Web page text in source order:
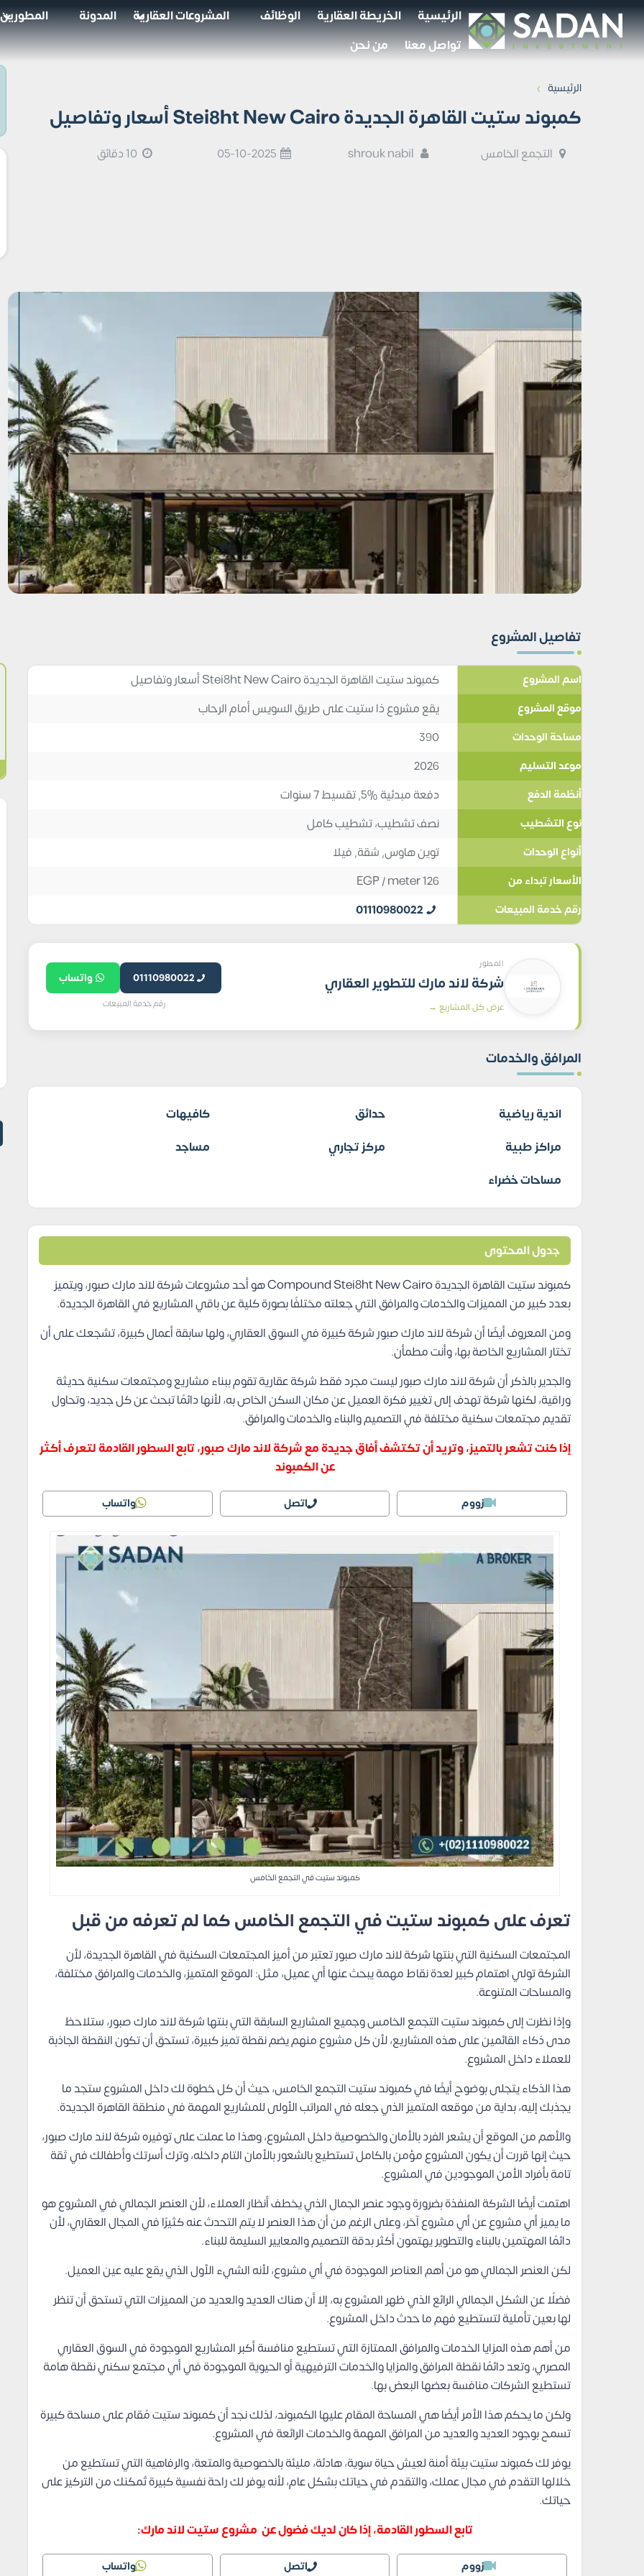
الرئيسية الخريطة العقارية الوظائف المشروعات العقارية المدونة
المطورين
تواصل معنا
من نحن
الرئيسية ›
كمبوند ستيت القاهرة الجديدة Stei8ht New Cairo أسعار وتفاصيل
التجمع الخامس 05-10-2025
تفاصيل المشروع
اسم المشروع كمبوند ستيت القاهرة الجديدة Stei8ht New Cairo أسعار وتفاصيل
موقع المشروع يقع مشروع ذا ستيت على طريق السويس أمام الرحاب
مساحة الوحدات 390
موعد التسليم 2026
أنظمة الدفع دفعة مبدئية %5, تقسيط 7 سنوات
نوع التشطيب نصف تشطيب، تشطيب كامل
أنواع الوحدات توين هاوس,شقة,فيلا
الأسعار تبداء من 126
EGP/ meter
رقم خدمة المبيعات 01110980022
المطور
شركة لاند مارك للتطوير العقاري
عرض كل المشاريع →
01110980022 واتساب
رقم خدمة المبيعات
المرافق والخدمات
اندية رياضية حدائق
كافيهات
مراكز طبية
مركز تجاري
مساجد
مساحات خضراء
جدول المحتوى
كمبوند ستيت القاهرة الجديدة Compound Stei8ht New Cairo هو أحد مشروعات شركة لاند مارك صبور، ويتميز
بعدد كبير من المميزات والخدمات والمرافق التي جعلته مختلفًا بصورة كلية عن باقي المشاريع في القاهرة الجديدة.
ومن المعروف أيضًا أن شركة لاند مارك صبور شركة كبيرة في السوق العقاري، ولها سابقة أعمال كبيرة، تشجعك على أن
تختار المشاريع الخاصة بها، وأنت مطمأن.
والجدير بالذكر أن شركة لاند مارك صبور ليست مجرد فقط شركة عقارية تقوم ببناء مشاريع ومجتمعات سكنية حديثة
وراقية، لكنها شركة تهدف إلى تغيير فكرة العميل عن مكان السكن الخاص به، لأنها دائمًا تبحث عن كل جديد، وتحاول
تقديم مجتمعات سكنية مختلفة في التصميم والبناء والخدمات والمرافق.
إذا كنت تشعر بالتميز، وتريد أن تكتشف أفاق جديدة مع شركة لاند مارك صبور، تابع السطور القادمة لتعرف أكثر
عن الكمبوند
زووم اتصل واتساب
كمبوند ستيت في التجمع الخامس
تعرف على كمبوند ستيت في التجمع الخامس كما لم تعرفه من قبل
المجتمعات السكنية التي بنتها شركة لاند مارك صبور تعتبر من أميز المجتمعات السكنية في القاهرة الجديدة، لأن
الشركة تولي اهتمام كبير لعدة نقاط مهمة يبحث عنها أي عميل، مثل: الموقع المتميز، والخدمات والمرافق مختلفة،
والمساحات المتنوعة.
وإذا نظرت إلى كمبوند ستيت التجمع الخامس وجميع المشاريع السابقة التي بنتها شركة لاند مارك صبور، ستلاحظ
مدى ذكاء القائمين على هذه المشاريع، لأن كل مشروع منهم يضم نقطة تميز كبيرة، تستحق أن تكون النقطة الجاذبة
للعملاء داخل المشروع.
هذا الذكاء يتجلى بوضوح أيضًا في كمبوند ستيت التجمع الخامس، حيث أن كل خطوة لك داخل المشروع ستجد ما
يجذبك إليه، بداية من موقعه المتميز الذي جعله في المراتب الأولى للمشاريع المهمة في منطقة القاهرة الجديدة.
والأهم من الموقع أن يشعر الفرد بالأمان والخصوصية داخل المشروع، وهذا ما عملت على توفيره شركة لاند مارك صبور،
حيث إنها قررت أن يكون المشروع مؤمن بالكامل تستطيع بالشعور بالأمان التام داخله، وترك أسرتك وأطفالك في ثقة
تامة بأفراد الأمن الموجودين في المشروع.
اهتمت أيضًا الشركة المنفذة بضرورة وجود عنصر الجمال الذي يخطف أنظار العملاء، لأن العنصر الجمالي في المشروع هو
ما يميز أي مشروع عن أي مشروع آخر، وعلى الرغم من أن هذا العنصر لا يتم التحدث عنه كثيرًا في المجال العقاري، لأن
دائمًا المهتمين بالبناء والتطوير يهتمون أكثر بدقة التصميم والمعايير السليمة للبناء.
لكن العنصر الجمالي هو من أهم العناصر الموجودة في أي مشروع، لأنه الشيء الأول الذي يقع عليه عين العميل.
فضلًا عن الشكل الجمالي الرائع الذي ظهر المشروع به، إلا أن هناك العديد والعديد من المميزات التي تستحق أن تنظر
لها بعين تأملية لتستطيع فهم ما حدث داخل المشروع.
من أهم هذه المزايا الخدمات والمرافق الممتازة التي تستطيع منافسة أكبر المشاريع الموجودة في السوق العقاري
المصري، وتعد دائمًا نقطة المرافق والمزايا والخدمات الترفيهية أو الحيوية الموجودة في أي مجتمع سكني نقطة هامة
تستطيع الشركات منافسة بعضها البعض بها.
ولكن ما يحكم هذا الأمر أيضًا هي المساحة المقام عليها الكمبوند، لذلك نجد أن كمبوند ستيت مُقام على مساحة كبيرة
تسمح بوجود العديد والعديد من المرافق المهمة والخدمات الرائعة في المشروع.
يوفر لك كمبوند ستيت بيئة أمنة لعيش حياة سوية، هادئة، مليئة بالخصوصية والمتعة، والرفاهية التي تستطيع من
خلالها التقدم في مجال عملك، والتقدم في حياتك بشكل عام، لأنه يوفر لك راحة نفسية كبيرة تُمكنك من التركيز على
حياتك.
تابع السطور القادمة، إذا كان لديك فضول عن مشروع ستيت لاند مارك:
زووم اتصل واتساب